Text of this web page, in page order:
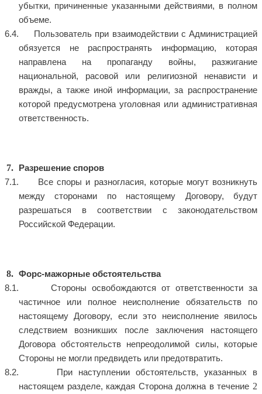
убытки, причиненные указанными действиями, в полном
объеме.
Пользователь при взаимодействии с Администрацией
обязуется не распространять информацию, которая
направлена на пропаганду войны, разжигание
национальной, расовой или религиозной ненависти и
вражды, а также иной информации, за распространение
которой предусмотрена уголовная или административная
ответственность.
Разрешение споров
Все споры и разногласия, которые могут возникнуть
между сторонами по настоящему Договору, будут
разрешаться в соответствии с законодательством
Российской Федерации.
Форс-мажорные обстоятельства
Стороны освобождаются от ответственности за
частичное или полное неисполнение обязательств по
настоящему Договору, если это неисполнение явилось
следствием возникших после заключения настоящего
Договора обстоятельств непреодолимой силы, которые
Стороны не могли предвидеть или предотвратить.
При наступлении обстоятельств, указанных в
настоящем разделе, каждая Сторона должна в течение 2